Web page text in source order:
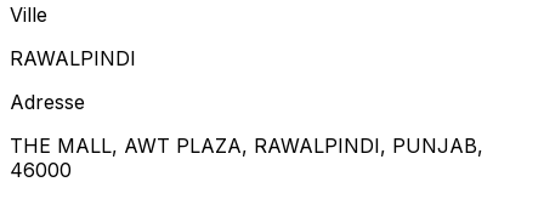
Ville
RAWALPINDI
Adresse
THE MALL, AWT PLAZA, RAWALPINDI, PUNJAB,
46000